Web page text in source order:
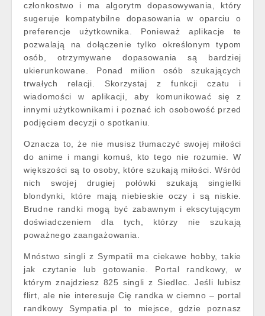
członkostwo i ma algorytm dopasowywania, który
sugeruje kompatybilne dopasowania w oparciu o
preferencje użytkownika. Ponieważ aplikacje te
pozwalają na dołączenie tylko określonym typom
osób, otrzymywane dopasowania są bardziej
ukierunkowane. Ponad milion osób szukających
trwałych relacji. Skorzystaj z funkcji czatu i
wiadomości w aplikacji, aby komunikować się z
innymi użytkownikami i poznać ich osobowość przed
podjęciem decyzji o spotkaniu.
Oznacza to, że nie musisz tłumaczyć swojej miłości
do anime i mangi komuś, kto tego nie rozumie. W
większości są to osoby, które szukają miłości. Wśród
nich swojej drugiej połówki szukają singielki
blondynki, które mają niebieskie oczy i są niskie.
Brudne randki mogą być zabawnym i ekscytującym
doświadczeniem dla tych, którzy nie szukają
poważnego zaangażowania.
Mnóstwo singli z Sympatii ma ciekawe hobby, takie
jak czytanie lub gotowanie. Portal randkowy, w
którym znajdziesz 825 singli z Siedlec. Jeśli lubisz
flirt, ale nie interesuje Cię randka w ciemno – portal
randkowy Sympatia.pl to miejsce, gdzie poznasz